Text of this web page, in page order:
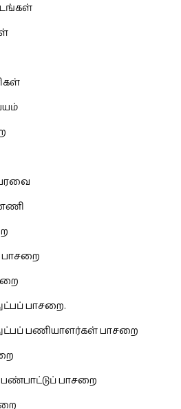
பாசறை
பாசறை.
பணியாளர்கள் பாசறை
பாசறை